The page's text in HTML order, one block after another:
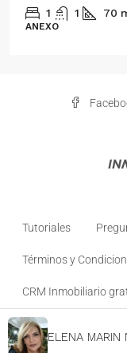
ELENA MARIN
Tutoriales
Términos y
CRM Inmobiliario
©